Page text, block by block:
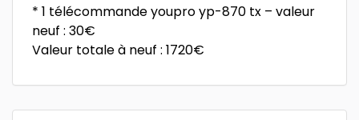
* 1 télécommande youpro yp-870 tx – valeur
neuf : 30€
Valeur totale à neuf : 1720€